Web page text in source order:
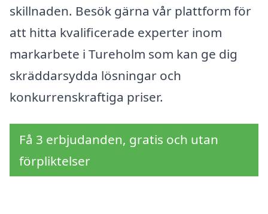
skillnaden. Besök gärna vår plattform för
att hitta kvalificerade experter inom
markarbete i Tureholm som kan ge dig
skräddarsydda lösningar och
konkurrenskraftiga priser.
Få 3 erbjudanden, gratis och utan
förpliktelser